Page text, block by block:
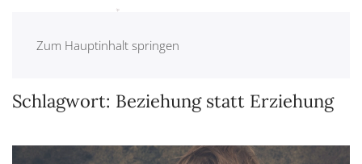
Zum Hauptinhalt springen
Schlagwort: Beziehung statt Erziehung